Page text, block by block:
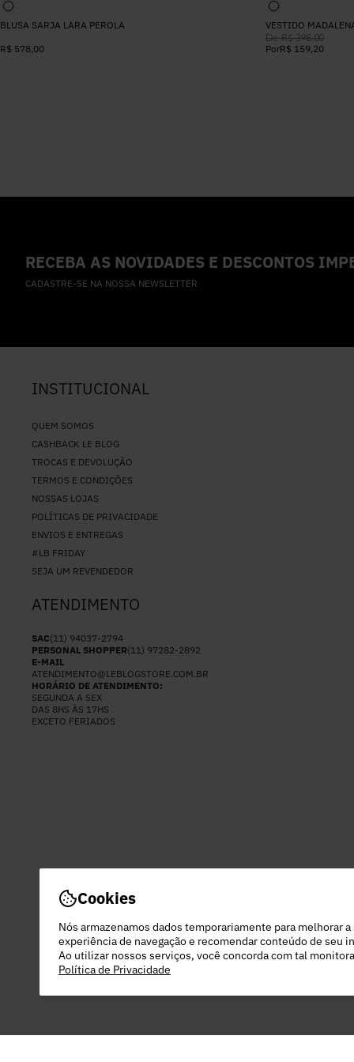
Cookies
Nós armazenamos dados temporariamente para melhorar a
experiência de navegação e recomendar conteúdo de seu
Ao utilizar nossos serviços, você concorda com tal
Política de Privacidade
BLUSA SARJA LARA PEROLA
R$ 578,00
VESTIDO
De R$ 398,00
PorR$ 159,20
RECEBA AS NOVIDADES E DESCONTOS
CADASTRE-SE NA NOSSA NEWSLETTER
INSTITUCIONAL
QUEM SOMOS
CASHBACK LE BLOG
TROCAS E DEVOLUÇÃO
TERMOS E CONDIÇÕES
NOSSAS LOJAS
POLÍTICAS DE PRIVACIDADE
ENVIOS E ENTREGAS
#LB FRIDAY
SEJA UM REVENDEDOR
ATENDIMENTO
SAC(11) 94037-2794
PERSONAL SHOPPER(11) 97282-2892
E-MAIL
ATENDIMENTO@LEBLOGSTORE.COM.BR
HORÁRIO DE ATENDIMENTO:
SEGUNDA A SEX
DAS 8HS ÀS 17HS
EXCETO FERIADOS